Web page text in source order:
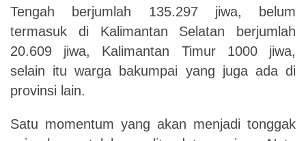
Tengah berjumlah 135.297 jiwa, belum
termasuk di Kalimantan Selatan berjumlah
20.609 jiwa, Kalimantan Timur 1000 jiwa,
selain itu warga bakumpai yang juga ada di
provinsi lain.
Satu momentum yang akan menjadi tonggak